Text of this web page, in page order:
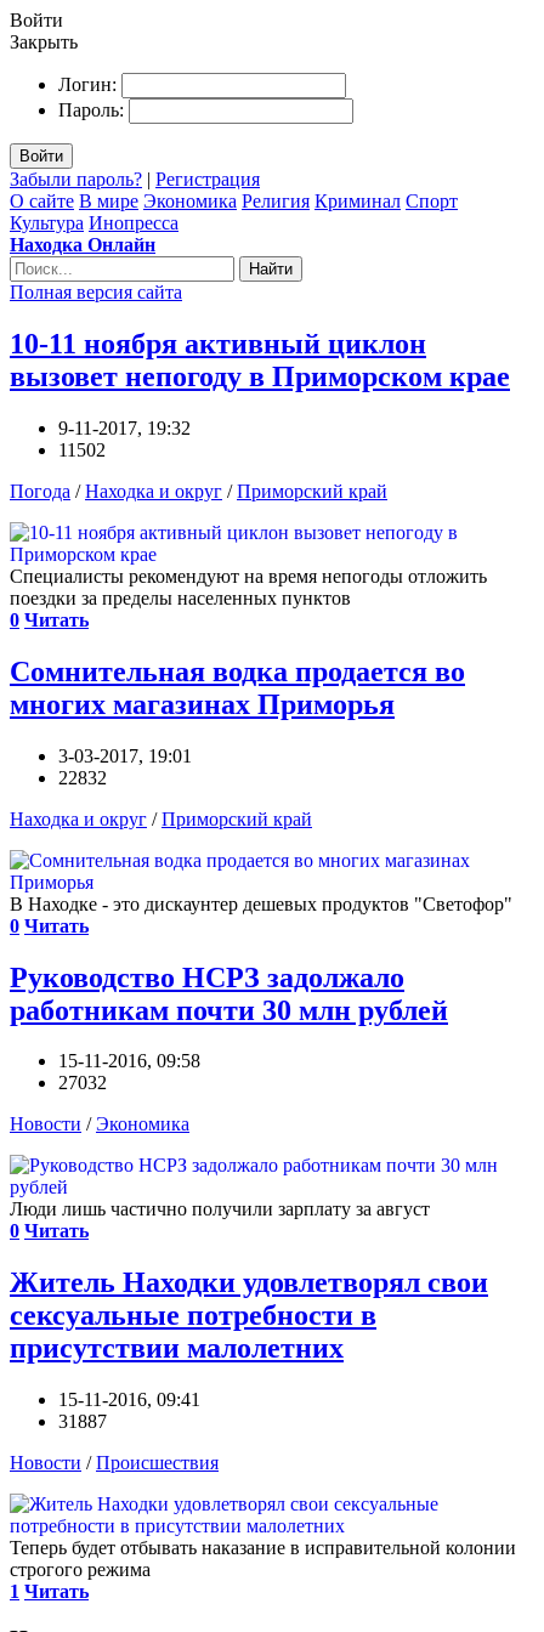
Войти
Закрыть
Логин:
Пароль:
Войти
Забыли пароль? | Регистрация
О сайте В мире Экономика Религия Криминал Спорт
Культура Инопресса
Находка Онлайн
Найти
Полная версия сайта
10-11 ноября активный циклон
вызовет непогоду в Приморском крае
9-11-2017, 19:32
11502
Погода /Находка и округ /Приморский край
Специалисты рекомендуют на время непогоды отложить
поездки за пределы населенных пунктов
0 Читать
Сомнительная водка продается во
многих магазинах Приморья
3-03-2017, 19:01
22832
Находка и округ /Приморский край
В Находке - это дискаунтер дешевых продуктов "Светофор"
0 Читать
Руководство НСРЗ задолжало
работникам почти 30 млн рублей
15-11-2016, 09:58
27032
Новости /Экономика
Люди лишь частично получили зарплату за август
0 Читать
Житель Находки удовлетворял свои
сексуальные потребности в
присутствии малолетних
15-11-2016, 09:41
31887
Новости /Происшествия
Теперь будет отбывать наказание в исправительной колонии
строгого режима
1 Читать